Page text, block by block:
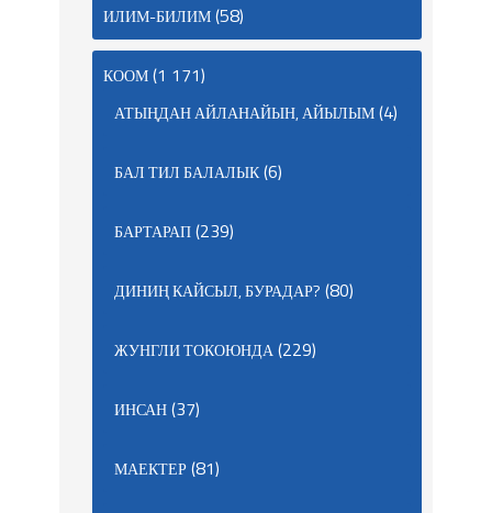
ИЛИМ-БИЛИМ(58)
КООМ(1 171)
АТЫҢДАН АЙЛАНАЙЫН, АЙЫЛЫМ(4)
БАЛ ТИЛ БАЛАЛЫК(6)
БАРТАРАП(239)
ДИНИҢ КАЙСЫЛ, БУРАДАР? (80)
ЖУНГЛИ ТОКОЮНДА(229)
ИНСАН(37)
МАЕКТЕР(81)